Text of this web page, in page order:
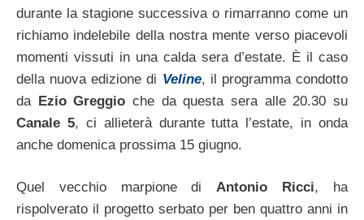
durante la stagione successiva o rimarranno come un
richiamo indelebile della nostra mente verso piacevoli
momenti vissuti in una calda sera d’estate. È il caso
della nuova edizione di Veline, il programma condotto
da Ezio Greggio che da questa sera alle 20.30 su
Canale 5, ci allieterà durante tutta l’estate, in onda
anche domenica prossima 15 giugno.
Quel vecchio marpione diAntonio Ricci, ha
rispolverato il progetto serbato per ben quattro anni in